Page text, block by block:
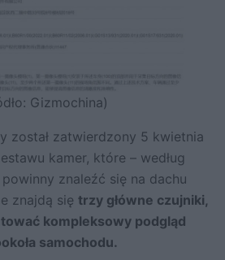
Gizmochina)
został zatwierdzony 5 kwietnia
kamer, które – według
znaleźć się na dachu
znajdą się trzy główne czujniki,
kompleksowy podgląd
samochodu.